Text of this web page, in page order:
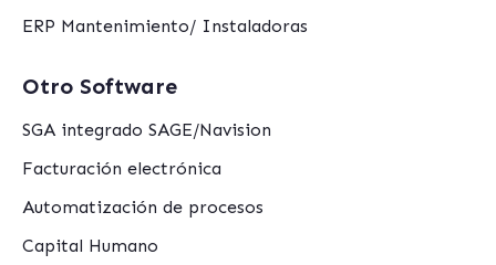
ERP Mantenimiento/ Instaladoras
Otro Software
SGA integrado SAGE/Navision
Facturación electrónica
Automatización de procesos
Capital Humano